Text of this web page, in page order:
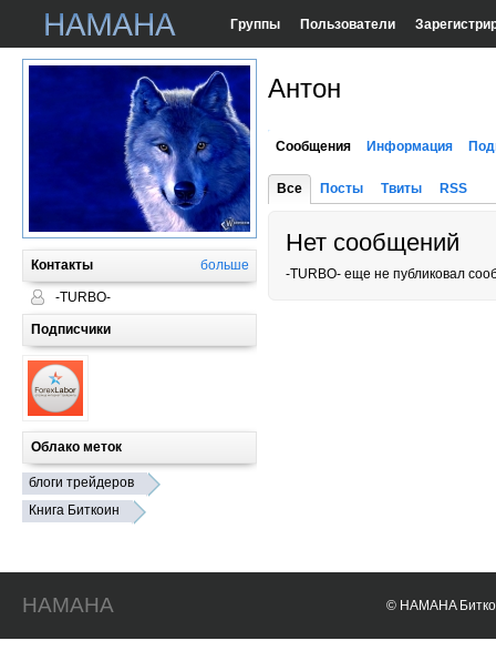
Группы Пользователи
Контакты больше
-TURBO-
Подписчики
Облако меток
блоги трейдеров
Книга Биткоин
Антон
Сообщения Информация
Все Посты Твиты RSS
Нет сообщений
-TURBO- еще не публиковал
HAMAHA © HAMAHA